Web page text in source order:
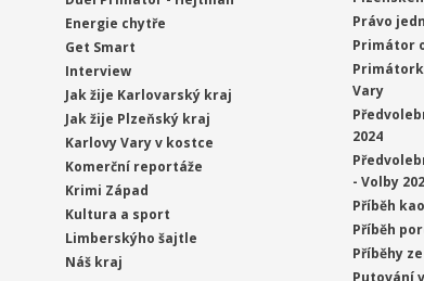
Energie chytře
Get Smart
Interview
Jak žije Karlovarský kraj
Jak žije Plzeňský kraj
Karlovy Vary v kostce
Komerční reportáže
Krimi Západ
Kultura a sport
Limberskýho šajtle
Náš kraj
Právo
Primátor
Vary
2024
- Volby
Příběh
Příběh
Příběhy